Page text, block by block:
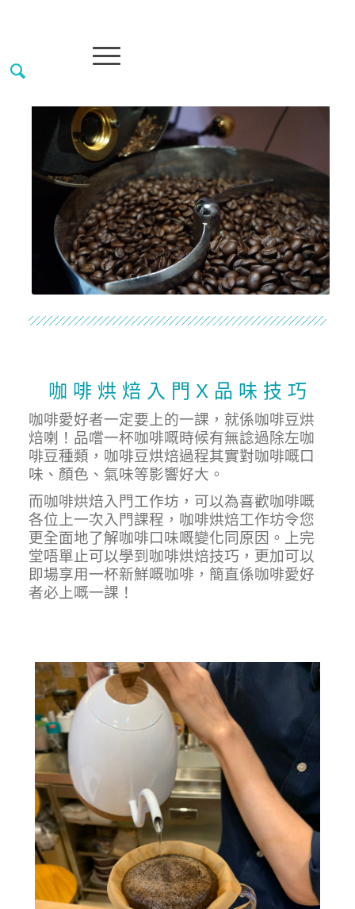
咖 啡 烘 焙 入 門 X 品 味 技 巧
咖啡愛好者一定要上的一課，就係咖啡豆烘
焙喇！品嚐一杯咖啡嘅時候有無諗過除左咖
啡豆種類，咖啡豆烘焙過程其實對咖啡嘅口
味、顏色、氣味等影響好大。
而咖啡烘焙入門工作坊，可以為喜歡咖啡嘅
各位上一次入門課程，咖啡烘焙工作坊令您
更全面地了解咖啡口味嘅變化同原因。上完
堂唔單止可以學到咖啡烘焙技巧，更加可以
即場享用一杯新鮮嘅咖啡，簡直係咖啡愛好
者必上嘅一課！